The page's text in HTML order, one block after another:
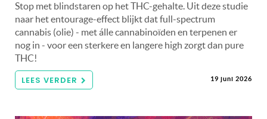
Stop met blindstaren op het THC-gehalte. Uit deze studie
naar het entourage-effect blijkt dat full-spectrum
cannabis (olie) - met álle cannabinoïden en terpenen er
nog in - voor een sterkere en langere high zorgt dan pure
THC!
LEES VERDER 19 juni 2026